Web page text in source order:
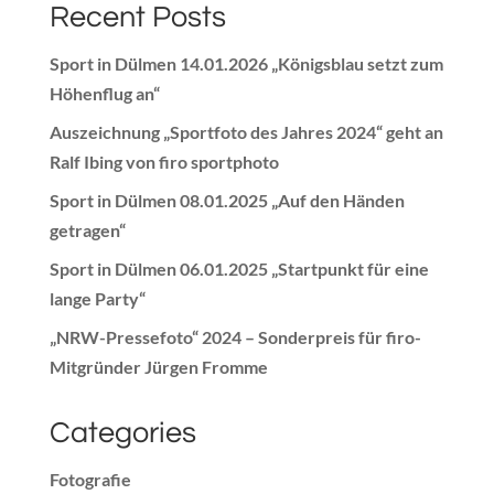
Recent Posts
Sport in Dülmen 14.01.2026 „Königsblau setzt zum
Höhenflug an“
Auszeichnung „Sportfoto des Jahres 2024“ geht an
Ralf Ibing von firo sportphoto
Sport in Dülmen 08.01.2025 „Auf den Händen
getragen“
Sport in Dülmen 06.01.2025 „Startpunkt für eine
lange Party“
„NRW-Pressefoto“ 2024 – Sonderpreis für firo-
Mitgründer Jürgen Fromme
Categories
Fotografie